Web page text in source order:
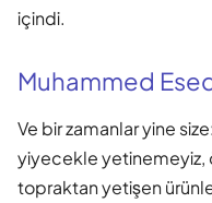
içindi.
Muhammed
Ve bir zamanlar yine
yiyecekle yetinemeyiz,
topraktan yetişen